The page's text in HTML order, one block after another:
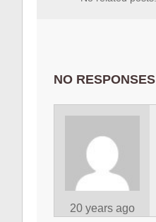
NO RESPONSES
20 years ago